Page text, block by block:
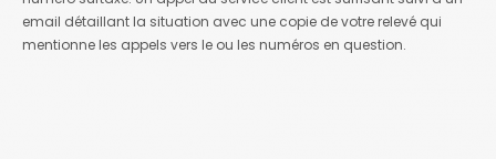
email détaillant la situation avec une copie de votre relevé qui
mentionne les appels vers le ou les numéros en question.